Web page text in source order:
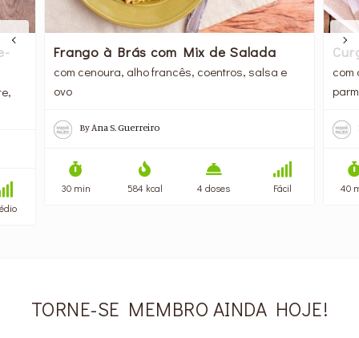
Frango à Brás com Mix de Salada
com cenoura, alho francês, coentros, salsa e
ovo
By Ana S. Guerreiro
30 min 584 kcal 4 doses Fácil
com
40
TORNE-SE MEMBRO AINDA HOJE!